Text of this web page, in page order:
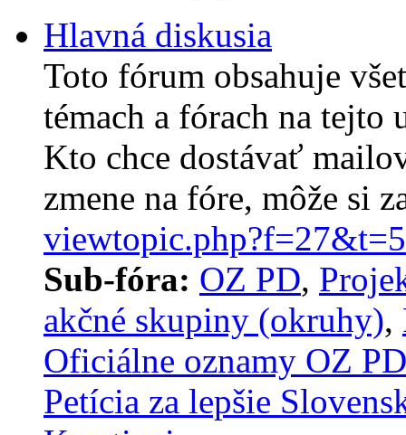
Hlavná diskusia
Toto fórum obsahuje
témach a fórach na tejto
Kto chce dostávať
zmene na fóre, môže si
Sub-fóra: OZ PD,
akčné skupiny (okruhy),
Oficiálne oznamy OZ PD
Petícia za lepšie